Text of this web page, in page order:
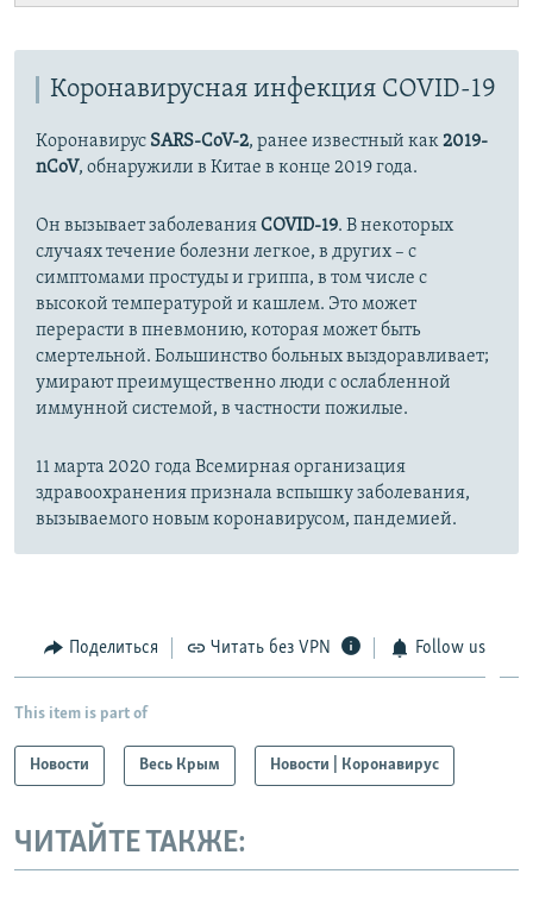
Коронавирусная инфекция COVID-19
Коронавирус SARS-CoV-2, ранее известный как2019-
nCoV, обнаружили в Китае в конце 2019 года.
Он вызывает заболеванияCOVID-19. В некоторых
случаях течение болезни легкое, в других – с
симптомами простуды и гриппа, в том числе с
высокой температурой и кашлем. Это может
перерасти в пневмонию, которая может быть
смертельной. Большинство больных выздоравливает;
умирают преимущественно люди с ослабленной
иммунной системой, в частности пожилые.
11 марта 2020 года Всемирная организация
здравоохранения признала вспышку заболевания,
вызываемого новым коронавирусом, пандемией.
Поделиться Читать без VPN Follow us
This item is part of
Новости Весь Крым Новости | Коронавирус
ЧИТАЙТЕ ТАКЖЕ: